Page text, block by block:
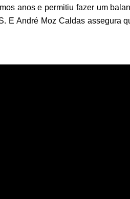
anos e permitiu fazer um
E André Moz Caldas assegura